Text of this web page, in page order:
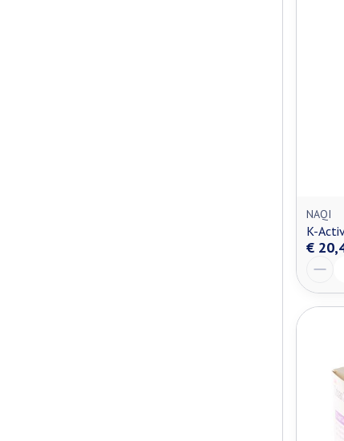
NAQI
K-
€